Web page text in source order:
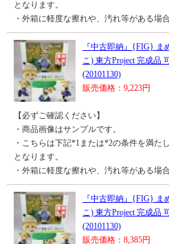
となります。
・外箱に軽度な擦れや、汚れ等がある場
『中古即納』{FIG} ま
こ) 東方Project 完成品
(20101130)
販売価格：9,223円
【必ずご確認ください】
・商品画像はサンプルです。
・こちらは下記*1または*2の条件を満た
となります。
・外箱に軽度な擦れや、汚れ等がある場
『中古即納』{FIG} ま
こ) 東方Project 完成品
(20101130)
販売価格：8,385円